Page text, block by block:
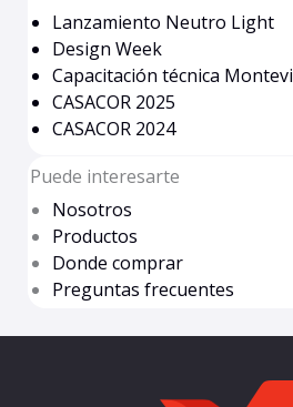
Lanzamiento Neutro Light
Design Week
Capacitación técnica
CASACOR 2025
CASACOR 2024
Puede interesarte
Nosotros
Productos
Donde comprar
Preguntas frecuentes